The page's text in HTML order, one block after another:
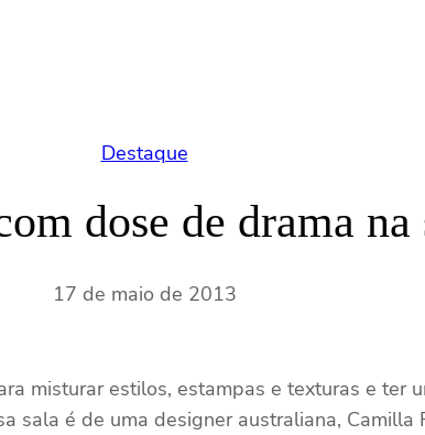
Destaque
dose de drama na
17 de maio de 2013
misturar estilos, estampas e texturas e ter
sala é de uma designer australiana,